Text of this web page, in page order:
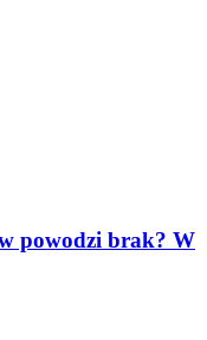
powodzi brak? W